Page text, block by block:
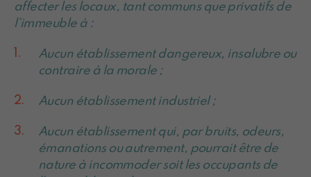
affecter les locaux, tant communs que privatifs de
l’immeuble à :
Aucun établissement dangereux, insalubre ou
contraire à la morale ;
Aucun établissement industriel ;
Aucun établissement qui, par bruits, odeurs,
émanations ou autrement, pourrait être de
nature à incommoder soit les occupants de